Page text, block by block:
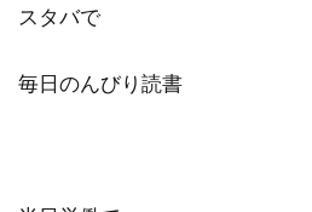
スタバで
毎日のんびり読書